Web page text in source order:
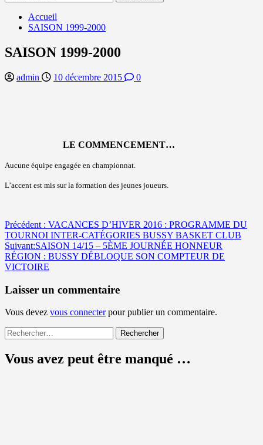
Accueil
SAISON 1999-2000
SAISON 1999-2000
admin 10 décembre 2015 0
LE COMMENCEMENT…
Aucune équipe engagée en championnat.
L’accent est mis sur la formation des jeunes joueurs.
Navigation
d’article
Précédent : VACANCES D’HIVER 2016 : PROGRAMME DU
TOURNOI INTER-CATÉGORIES BUSSY BASKET CLUB
Suivant:SAISON 14/15 – 5ÈME JOURNÉE HONNEUR
RÉGION : BUSSY DÉBLOQUE SON COMPTEUR DE
VICTOIRE
Laisser un commentaire
Vous devez vous connecterpour publier un commentaire.
Rechercher :
Vous avez peut être manqué …